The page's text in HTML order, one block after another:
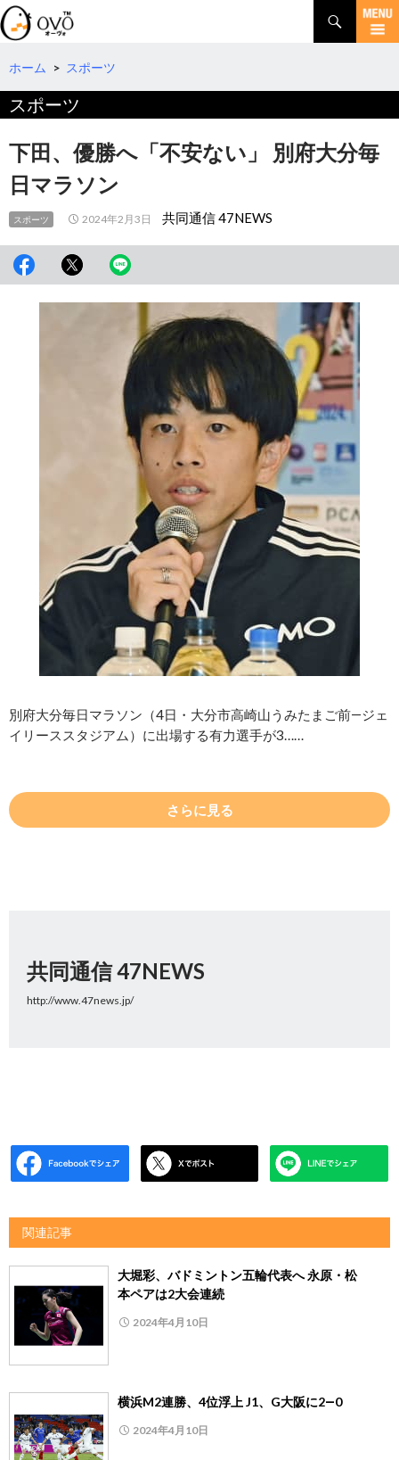
検
索
コ
テ
へ
移
ホーム > スポーツ
スポーツ
下田、優勝へ「不安ない」 別府大分毎
日マラソン
スポーツ 2024年2月3日 共同通信 47NEWS
別府大分毎日マラソン（4日・大分市高崎山うみたまご前―ジェ
イリーススタジアム）に出場する有力選手が3……
さらに見る
共同通信 47NEWS
http://www.47news.jp/
関連記事
大堀彩、バドミントン五輪代表へ 永原・松
本ペアは2大会連続
2024年4月10日
横浜M2連勝、4位浮上 J1、G大阪に2―0
2024年4月10日